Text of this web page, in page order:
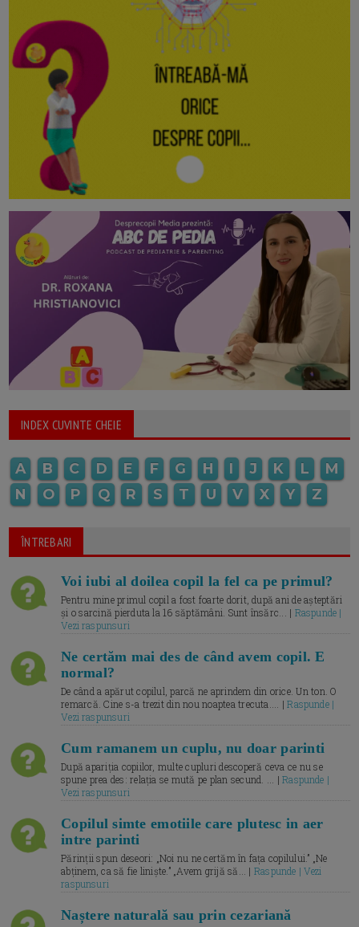
INDEX CUVINTE CHEIE
A B C D E F G H I J K L
M
N
O P Q R S T U V X Y Z
ÎNTREBARI
Voi iubi al doilea copil la fel ca pe primul?
Pentru mine primul copil a fost foarte dorit, după ani de așteptări
și o sarcină pierduta la 16 săptămâni. Sunt însărc... | Raspunde |
Vezi raspunsuri
Ne certăm mai des de când avem copil. E
normal?
De când a apărut copilul, parcă ne aprindem din orice. Un ton. O
remarcă. Cine s-a trezit din nou noaptea trecuta.... |Raspunde |
Vezi raspunsuri
Cum ramanem un cuplu, nu doar parinti
După apariția copiilor, multe cupluri descoperă ceva ce nu se
spune prea des: relația se mută pe plan secund. ... |Raspunde |
Vezi raspunsuri
Copilul simte emotiile care plutesc in aer
intre parinti
Părinții spun deseori: „Noi nu ne certăm în fața copilului.” „Ne
abținem, ca să fie liniște.” „Avem grijă să... | Raspunde | Vezi
raspunsuri
Naștere naturală sau prin cezariană